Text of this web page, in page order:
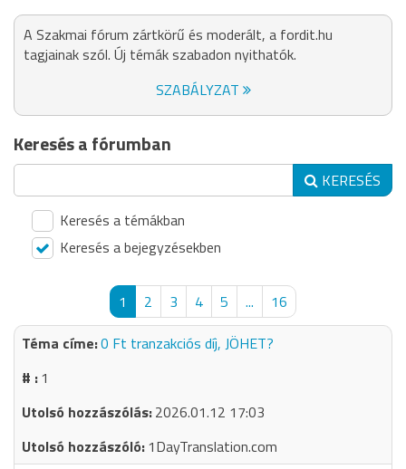
A Szakmai fórum zártkörű és moderált, a fordit.hu
tagjainak szól. Új témák szabadon nyithatók.
SZABÁLYZAT
Keresés a fórumban
KERESÉS
Keresés a témákban
Keresés a bejegyzésekben
1 2 3 4 5 ...
16
0 Ft tranzakciós díj, JÖHET?
1
2026.01.12 17:03
1DayTranslation.com